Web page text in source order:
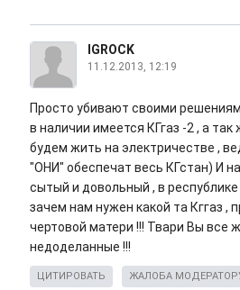
IGROCK
11.12.2013, 12:19
Просто убивают своими
в наличии имеется КГгаз -2 , а так
будем жить на электричестве ,
"ОНИ" обеспечат весь КГстан) И
сытый и довольный , в
зачем нам нужен какой та Кггаз ,
чертовой матери !!! Твари Вы все
недоделанные !!!
ЦИТИРОВАТЬ ЖАЛОБА